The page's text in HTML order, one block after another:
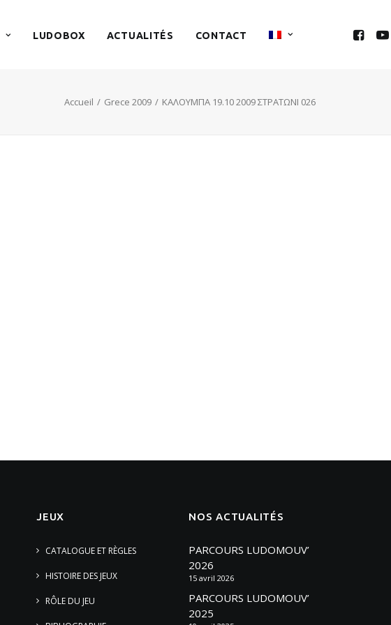
LUDOBOX ACTUALITÉS CONTACT
Accueil Grece 2009 ΚΑΛΟΥΜΠΑ 19.10 2009 ΣΤΡΑΤΩΝΙ 026
JEUX
CATALOGUE ET RÈGLES
HISTOIRE DES JEUX
RÔLE DU JEU
NOS ACTUALITÉS
PARCOURS LUDOMOUV’
2026
15 avril 2026
PARCOURS LUDOMOUV’
2025